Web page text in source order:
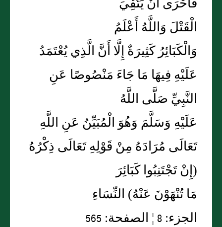
الْقَتْلَ وَاللَّهُ أَعْلَمُ
وَالْكَبَائِرُ كَثِيرَةٌ إِلَّا أَنَّ الَّذِي يُعْتَمَدُ
عَلَيْهِ فِيهَا مَا جَاءَ مَنْصُوصًا عَنِ
النَّبِيِّ صَلَّى اللَّهُ
عَلَيْهِ وَسَلَّمَ وَهُوَ الْمُبَيِّنُ عَنِ اللَّهِ
تَعَالَى مُرَادَهُ مِنْ قَوْلِهِ تَعَالَى ذِكْرُهُ
(إِنْ تَجْتَنِبُوا كَبَائِرَ
مَا تُنْهَوْنَ عَنْهُ) النِّسَاءِ
الجزء: 8 ¦ الصفحة: 565